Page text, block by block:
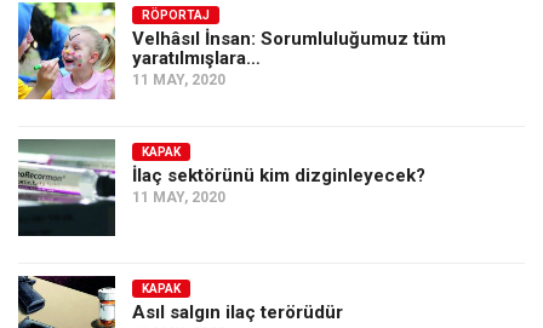
Amerika
Avustralya
Tarih
Düşünce
Dosyalar
RÖPORTAJ
Velhâsıl İnsan: Sorumluluğumuz tüm
yaratılmışlara…
11 MAY, 2020
KAPAK
İlaç sektörünü kim dizginleyecek?
11 MAY, 2020
KAPAK
Asıl salgın ilaç terörüdür